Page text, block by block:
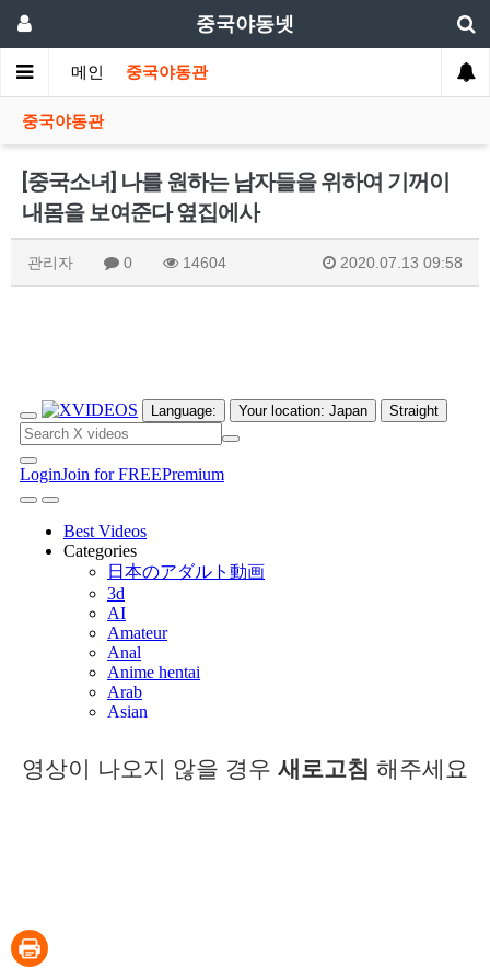
중국야동넷
메인 중국야동관
중국야동관
[중국소녀] 나를 원하는 남자들을 위하여 기꺼이
내몸을 보여준다 옆집에사
관리자 0 14604 2020.07.13 09:58
영상이 나오지 않을 경우 새로고침 해주세요